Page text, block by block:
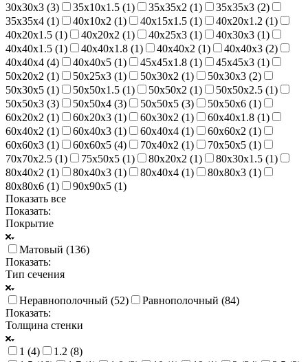
30х30х3 (3) 35х10х1.5 (1) 35х35х2 (1) 35х35х3 (2)
35х35х4 (1) 40х10х2 (1) 40х15х1.5 (1) 40х20х1.2 (1)
40х20х1.5 (1) 40х20х2 (1) 40х25х3 (1) 40х30х3 (1)
40х40х1.5 (1) 40х40х1.8 (1) 40х40х2 (1) 40х40х3 (2)
40х40х4 (4) 40х40х5 (1) 45х45х1.8 (1) 45х45х3 (1)
50х20х2 (1) 50х25х3 (1) 50х30х2 (1) 50х30х3 (2)
50х30х5 (1) 50х50х1.5 (1) 50х50х2 (1) 50х50х2.5 (1)
50х50х3 (3) 50х50х4 (3) 50х50х5 (3) 50х50х6 (1)
60х20х2 (1) 60х20х3 (1) 60х30х2 (1) 60х40х1.8 (1)
60х40х2 (1) 60х40х3 (1) 60х40х4 (1) 60х60х2 (1)
60х60х3 (1) 60х60х5 (4) 70х40х2 (1) 70х50х5 (1)
70х70х2.5 (1) 75х50х5 (1) 80х20х2 (1) 80х30х1.5 (1)
80х40х2 (1) 80х40х3 (1) 80х40х4 (1) 80х80х3 (1)
80х80х6 (1) 90х90х5 (1)
Показать все
Показать:
Покрытие
Матовый (136)
Показать:
Тип сечения
Неравнополочный (52) Равнополочный (84)
Показать:
Толщина стенки
1 (4) 1.2 (8)